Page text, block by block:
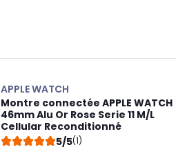
APPLE WATCH
Montre connectée APPLE WATCH
46mm Alu Or Rose Serie 11 M/L
Cellular Reconditionné
5/5(1)